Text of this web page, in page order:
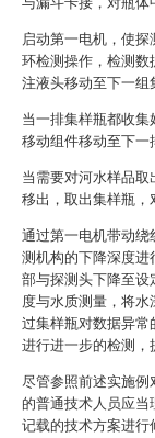
启动第一电机，使
环检测操作，检测数
注液头移动至下一组
当一排集样瓶都收
移动组件移动至下一
当需要对河水样品
移出，取出集样瓶，
通过第一电机带动绕
测机构的下降深度进
部与探测头下降至设
度与水质测量，将
过集样瓶对数据异常
进行进一步的检测，
尽管参照前述实施例
的普通技术人员应
记载的技术方案进行